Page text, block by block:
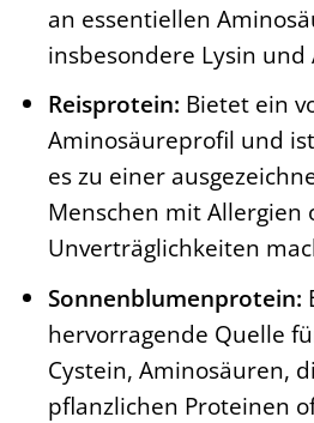
an essentiellen
insbesondere Lysin und
Reisprotein: Bietet ein
Aminosäureprofil und
es zu einer
Menschen mit Allergien
Unverträglichkeiten
Sonnenblumenprotein:
hervorragende Quelle
Cystein, Aminosäuren,
pflanzlichen Proteinen